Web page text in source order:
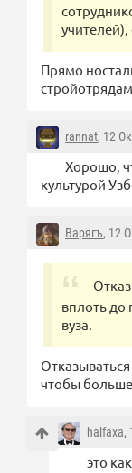
учителей),
Прямо
rannat, 12
Хорошо,
культурой
Варягъ, 12
вплоть до
вуза.
чтобы
halfaxa,
это